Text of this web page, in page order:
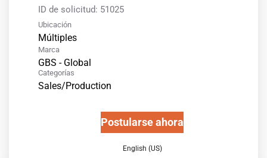
ID de solicitud: 51025
Ubicación
Múltiples
Marca
GBS - Global
Categorías
Sales/Production
Postularse ahora
English (US)